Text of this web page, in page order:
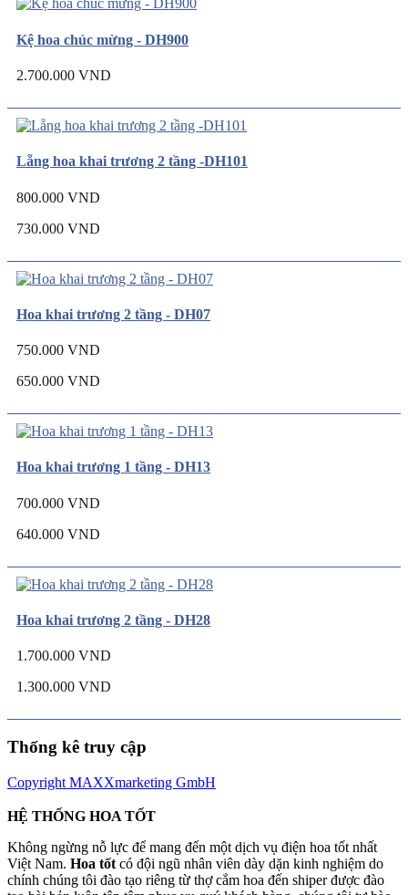
Kệ hoa chúc mừng - DH900
2.700.000 VND
Lẵng hoa khai trương 2 tầng -DH101
800.000 VND
730.000 VND
Hoa khai trương 2 tầng - DH07
750.000 VND
650.000 VND
Hoa khai trương 1 tầng - DH13
700.000 VND
640.000 VND
Hoa khai trương 2 tầng - DH28
1.700.000 VND
1.300.000 VND
Thống kê truy cập
Copyright MAXXmarketing GmbH
HỆ THỐNG HOA TỐT
Không ngừng nỗ lực để mang đến một dịch vụ điện hoa tốt nhất
Việt Nam. Hoa tốt có đội ngũ nhân viên dày dặn kinh nghiệm do
chính chúng tôi đào tạo riêng từ thợ cắm hoa đến shiper được đào